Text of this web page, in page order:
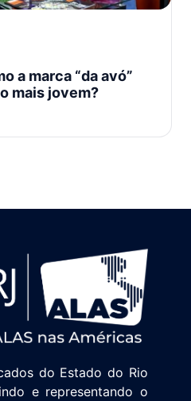
a marca “da avó”
mais jovem?
do Estado do Rio
e representando o